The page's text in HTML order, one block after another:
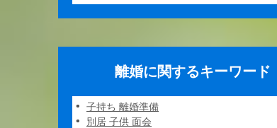
離婚に関するキーワード
子持ち 離婚準備
別居 子供 面会